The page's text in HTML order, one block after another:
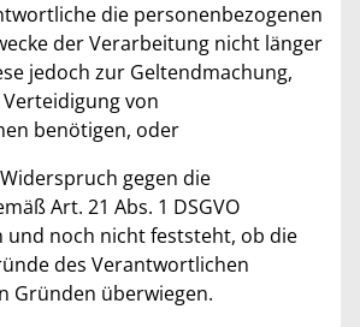
die personenbezogenen
der Verarbeitung nicht länger
jedoch zur Geltendmachung,
von
benötigen, oder
gegen die
Art. 21 Abs. 1 DSGVO
und noch nicht feststeht, ob die
des Verantwortlichen
Gründen überwiegen.